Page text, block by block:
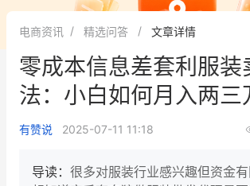
面对面聊增长
新零售大会 新零售茶会
电商资讯 精选问答 文章详情
零成本信息差套利服装
法：小白如何月入两三
有赞说 2025-07-11 11:18
导读： 很多对服装行业感兴趣但资金